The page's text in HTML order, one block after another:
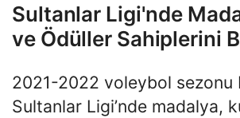
Sultanlar Ligi'nde
ve Ödüller Sahiplerini
2021-2022 voleybol sezonu
Sultanlar Ligi’nde madalya,